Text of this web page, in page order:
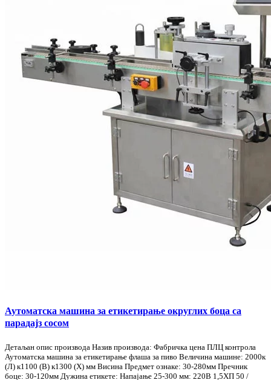
Аутоматска машина за етикетирање округлих боца са
парадајз сосом
Детаљан опис производа Назив производа: Фабричка цена ПЛЦ контрола
Аутоматска машина за етикетирање флаша за пиво Величина машине: 2000к
(Л) к1100 (В) к1300 (Х) мм Висина Предмет ознаке: 30-280мм Пречник
боце: 30-120мм Дужина етикете: Напајање 25-300 мм: 220В 1,5ХП 50 /